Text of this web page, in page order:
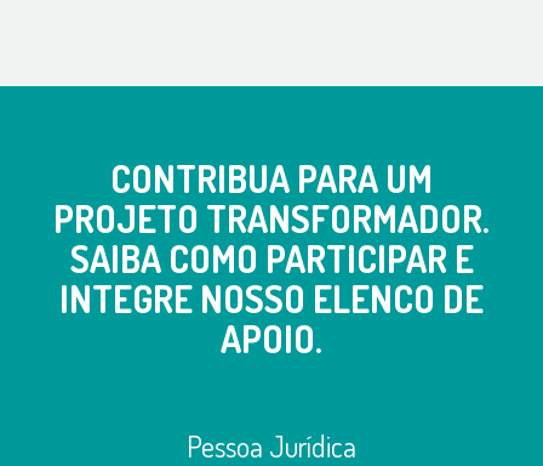
CONTRIBUA PARA UM
PROJETO TRANSFORMADOR.
SAIBA COMO PARTICIPAR E
INTEGRE NOSSO ELENCO DE
APOIO.
Pessoa Jurídica